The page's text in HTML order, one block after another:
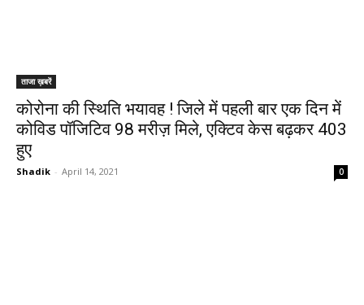
ताजा ख़बरें
कोरोना की स्थिति भयावह ! जिले में पहली बार एक दिन में
कोविड पॉजिटिव 98 मरीज़ मिले, एक्टिव केस बढ़कर 403
हुए
Shadik - April 14, 2021 0